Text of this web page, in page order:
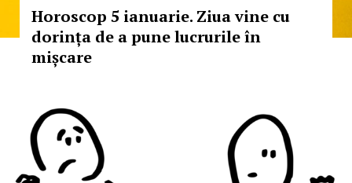
Horoscop 5 ianuarie. Ziua vine cu
dorința de a pune lucrurile în
mișcare